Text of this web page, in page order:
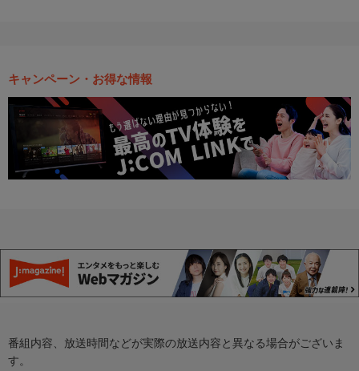
キャンペーン・お得な情報
番組内容、放送時間などが実際の放送内容と異なる場合がございま
す。